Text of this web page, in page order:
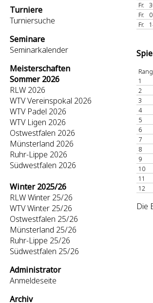
Turniere
Turniersuche
Seminare
Seminarkalender
Meisterschaften
Sommer 2026
RLW 2026
WTV Vereinspokal 2026
WTV Padel 2026
WTV Ligen 2026
Ostwestfalen 2026
Münsterland 2026
Ruhr-Lippe 2026
Südwestfalen 2026
Winter 2025/26
RLW Winter 25/26
WTV Winter 25/26
Ostwestfalen 25/26
Münsterland 25/26
Ruhr-Lippe 25/26
Südwestfalen 25/26
Administrator
Anmeldeseite
Archiv
Fr.
Fr.
Fr.
Rang
1
2
3
4
5
6
7
8
9
10
11
12
Die